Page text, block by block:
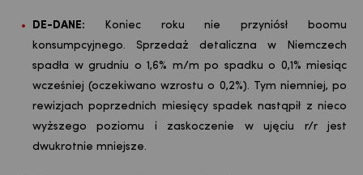
DE-DANE: Koniec roku nie przyniósł boomu
konsumpcyjnego. Sprzedaż detaliczna w Niemczech
spadła w grudniu o 1,6% m/m po spadku o 0,1% miesiąc
wcześniej (oczekiwano wzrostu o 0,2%). Tym niemniej, po
rewizjach poprzednich miesięcy spadek nastąpił z nieco
wyższego poziomu i zaskoczenie w ujęciu r/r jest
dwukrotnie mniejsze.